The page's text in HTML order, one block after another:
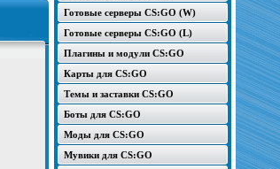
Готовые серверы CS:GO (W)
Готовые серверы CS:GO (L)
Плагины и модули CS:GO
Карты для CS:GO
Темы и заставки CS:GO
Боты для CS:GO
Моды для CS:GO
Мувики для CS:GO